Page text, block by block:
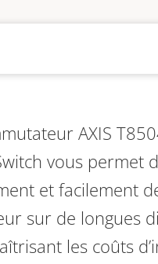
AXIS
vous permet
et facilement
sur de longues
les coûts